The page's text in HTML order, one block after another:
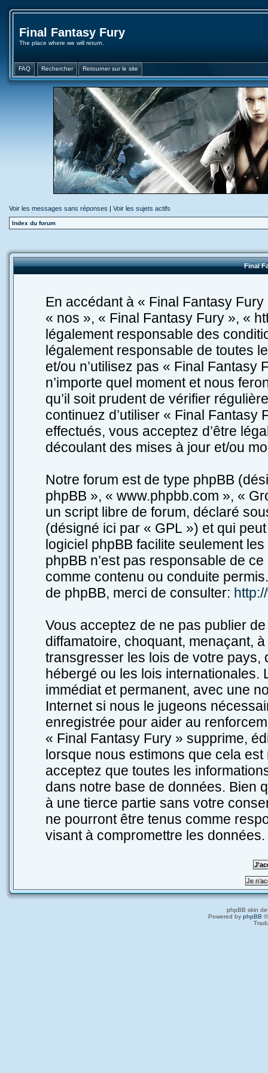
Final Fantasy Fury
The place where we will return.
FAQ Rechercher Retourner sur le site
Voir les messages sans réponses | Voir les sujets actifs
Index du forum
Final
En accédant à « Final Fantasy
« nos », « Final Fantasy Fury », «
légalement responsable des
légalement responsable de toutes
et/ou n’utilisez pas « Final
n’importe quel moment et nous
qu’il soit prudent de vérifier
continuez d’utiliser « Final
effectués, vous acceptez d’être
découlant des mises à jour et/ou
Notre forum est de type phpBB
phpBB », « www.phpbb.com », «
un script libre de forum, déclaré
(désigné ici par « GPL ») et qui
logiciel phpBB facilite seulement
phpBB n’est pas responsable de
comme contenu ou conduite
de phpBB, merci de consulter:
Vous acceptez de ne pas publier
diffamatoire, choquant, menaçant,
transgresser les lois de votre pays,
hébergé ou les lois internationales.
immédiat et permanent, avec une
Internet si nous le jugeons
enregistrée pour aider au
« Final Fantasy Fury » supprime,
lorsque nous estimons que cela
acceptez que toutes les
dans notre base de données. Bien
à une tierce partie sans votre
ne pourront être tenus comme
visant à compromettre les données.
phpBB skin
Powered by phpBB